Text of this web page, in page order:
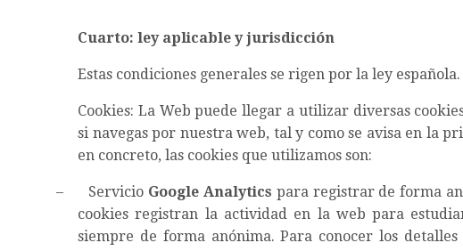
Cuarto: ley aplicable y jurisdicción
Estas condiciones generales se rigen por la ley española.
Cookies: La Web puede llegar a utilizar diversas
si navegas por nuestra web, tal y como se avisa en la
en concreto, las cookies que utilizamos son:
– Servicio Google Analytics para registrar de forma
cookies registran la actividad en la web para
siempre de forma anónima. Para conocer los